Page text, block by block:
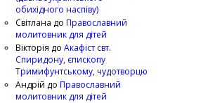
обихідного наспіву)
Світлана до Православний
молитовник для дітей
Вікторія до Акафіст свт.
Спиридону, єпископу
Тримифунтському, чудотворцю
Андрій до Православний
молитовник для дітей